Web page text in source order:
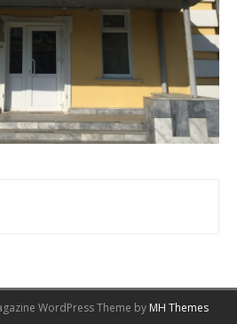
WordPress Theme by MH Themes